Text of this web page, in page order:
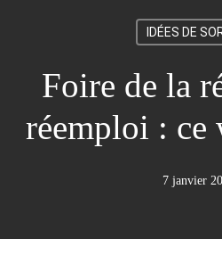
IDÉES DE
Foire de la
réemploi : ce
7 janvier